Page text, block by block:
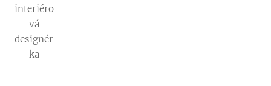
interiéro
vá
designér
ka